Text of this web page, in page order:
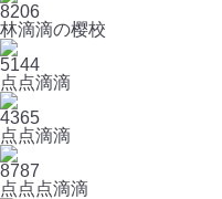
8206
林滴滴の樱校
5144
点点滴滴
4365
点点滴滴
8787
点点点滴滴